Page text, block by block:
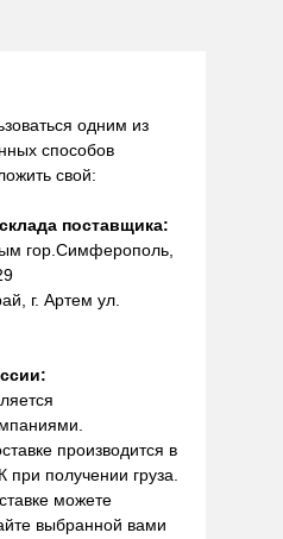
одним из
способов
свой:
поставщика:
гор.Симферополь,
г. Артем ул.
производится в
получении груза.
можете
выбранной вами